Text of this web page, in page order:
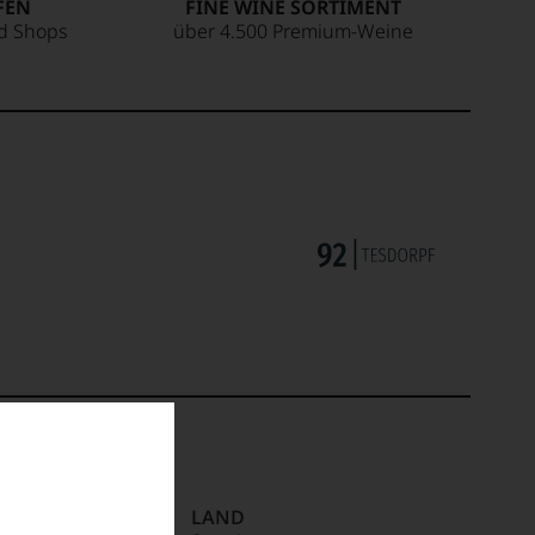
Shops
FINE WINE SORTIMENT
über 4.500 Premium-Weine
LAND